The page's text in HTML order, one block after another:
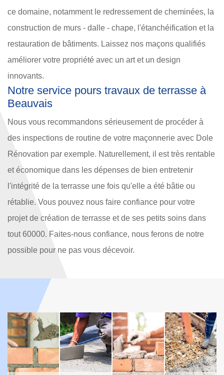
ce domaine, notamment le redressement de cheminées, la
construction de murs - dalle - chape, l'étanchéification et la
restauration de bâtiments. Laissez nos maçons qualifiés
améliorer votre propriété avec un art et un design
innovants.
Notre service pours travaux de terrasse à
Beauvais
Nous vous recommandons sérieusement de procéder à
des inspections de routine de votre maçonnerie avec Dole
Rénovation par exemple. Naturellement, il est très rentable
et économique dans les dépenses de bien entretenir
l'intégrité de la terrasse une fois qu'elle a été bâtie ou
rétablie. Vous pouvez nous faire confiance pour votre
projet de création de terrasse et de ses petits soins dans
tout 60000. Faites-nous confiance, nous ferons de notre
possible pour ne pas vous décevoir.